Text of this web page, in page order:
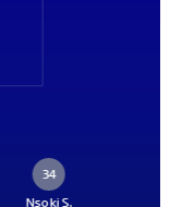
34
Nsoki S.